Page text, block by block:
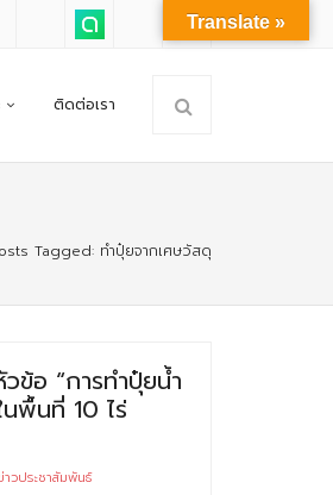
ติดต่อเรา
Tagged: ทำปุ๋ยจากเศษวัสดุ
ข้อ “การทำปุ๋ยน้ำ
พื้นที่ 10 ไร่
าวประชาสัมพันธ์
Translate »